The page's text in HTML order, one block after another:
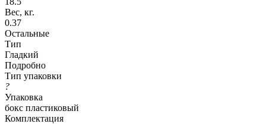
Вес, кг.
0.37
Остальные
Тип
Гладкий
Подробно
Тип упаковки
?
Упаковка
бокс пластиковый
Комплектация